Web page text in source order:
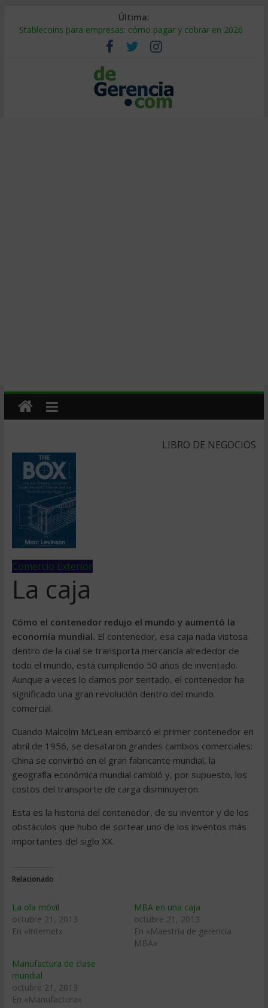
Última:
Stablecoins para empresas: cómo pagar y cobrar en 2026
Despido silencioso: qué es y por qué sale tan caro
IA en selección de personal: cómo auditarla a tiempo
Trabajo forzoso en la cadena de suministro: qué hacer
Mercado hispano de EE. UU.: cómo segmentarlo y venderle
LIBRO DE NEGOCIOS
Comercio Exterior
La caja
Cómo el contenedor redujo el mundo y aumentó la
economía mundial. El contenedor, esa caja nada vistosa
dentro de la cual se transporta mercancía alrededor de
todo el mundo, está cumpliendo 50 años de inventado.
Aunque a veces lo damos por sentado, el contenedor ha
significado una gran revolución dentro del mundo
comercial.
Cuando Malcolm McLean embarcó el primer contenedor en
abril de 1956, se desataron grandes cambios comerciales:
China se convirtió en el gran fabricante mundial, la
geografía económica mundial cambió y, por supuesto, los
costos del transporte de carga disminuyeron.
Esta es la historia del contenedor, de su inventor y de los
obstáculos que hubo de sortear uno de los inventos más
importantes del siglo XX.
Relacionado
La ola móvil
octubre 21, 2013
En «Internet»
MBA en una caja
octubre 21, 2013
En «Maestría de gerencia
MBA»
Manufactura de clase
mundial
octubre 21, 2013
En «Manufactura»